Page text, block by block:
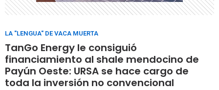
LA "LENGUA" DE VACA MUERTA
TanGo Energy le consiguió
financiamiento al shale mendocino de
Payún Oeste: URSA se hace cargo de
toda la inversión no convencional